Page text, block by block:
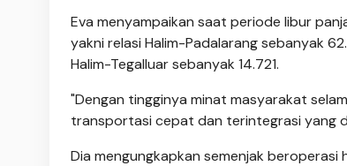
Eva menyampaikan saat periode libur
yakni relasi Halim-Padalarang sebanyak
Halim-Tegalluar sebanyak 14.721.
"Dengan tingginya minat masyarakat
transportasi cepat dan terintegrasi yang
Dia mengungkapkan semenjak